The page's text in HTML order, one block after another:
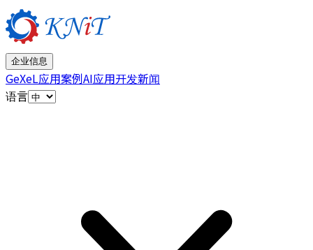
企业信息
GeXeL应用案例AI应用开发新闻
语言